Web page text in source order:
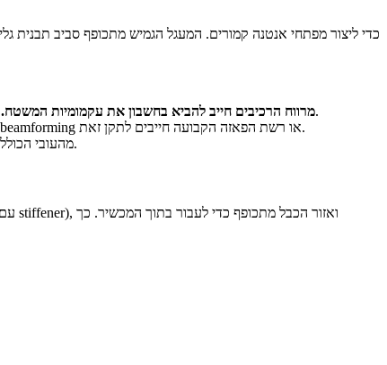
מרווח הרכיבים חייב להביא בחשבון את עקמומיות המשטח.על משטח קמור, המרווח האפקטיבי בין רכיבים משתנה לפי המיקום. סימולציה צריכה להתבצע על הגיאומטריה המכופפת, לא על הפריסה השטוחה.
רכיבים במיקומים שונים על העקומה נמצאים במרחקים שונים מנקודת ההזנה. אלגוריתם ה-beamforming או רשת הפאזה הקבועה חייבים לתקן זאת.
המינימלי ל-Flex LCP אמין הוא 5-10x מהעובי הכולל של המבנה. הדבר מגביל את רמת הקימור שניתן להשיג.